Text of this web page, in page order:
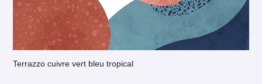
Terrazzo cuivre vert bleu tropical